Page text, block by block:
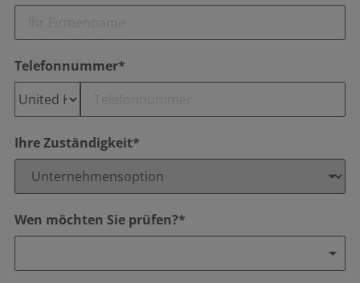
Telefonnummer*
Ihre Zuständigkeit*
Wen möchten Sie prüfen?*